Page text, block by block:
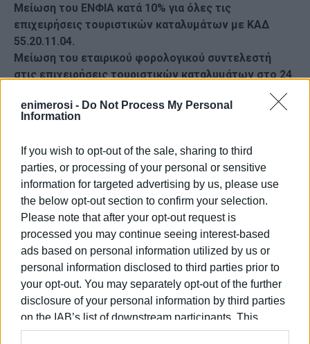
enimerosi - Do Not Process My Personal
Information
If you wish to opt-out of the sale, sharing to third
parties, or processing of your personal or sensitive
information for targeted advertising by us, please use
the below opt-out section to confirm your selection.
Please note that after your opt-out request is
processed you may continue seeing interest-based
ads based on personal information utilized by us or
personal information disclosed to third parties prior to
your opt-out. You may separately opt-out of the further
disclosure of your personal information by third parties
on the IAB’s list of downstream participants. This
information may also be disclosed by us to third parties
Μείωση του ΕΝΦΙΑ κατά 10% για όλες τις
επιχειρήσεις τουριστικών καταλυμάτων με ΚΑΔ
55.20.11.04.
Μείωση του εταιρικού φορολογικού συντελεστή
στις επιχειρήσεις τουριστικών καταλυμάτων στο 24
Μείωση του κανονικού συντελεστή ΦΠΑ από το 24%
στο 20%.
24% στο 20%.
Ο κύριος Π. Κατσαρός καταλήγοντας στην επιστολή
του προς τον Υπουργό Οικονομικών και τους αρμόδιους
πολιτικούς φορείς τονίζει ότι: «Σε μια περίοδο κατά
την οποία εντείνεται ο διεθνής φορολογικός
ανταγωνισμός, καθώς μια σειρά από χώρες μειώνουν
τους συντελεστές τους, με στόχο να γίνουν
ελκυστικότερες από φορολογική σκοπιά, η χώρα μας
δεν πρέπει να μείνει άπραγη αλλά να βοηθήσει την
μικρομεσαία τουριστική οικονομία που αποδεδειγμένα